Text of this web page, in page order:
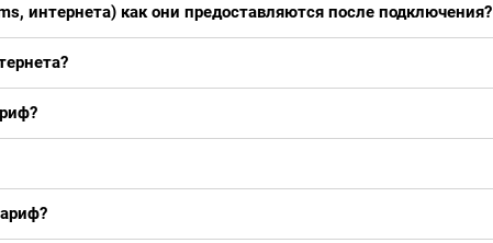
интернета) как они предоставляются после подключения?